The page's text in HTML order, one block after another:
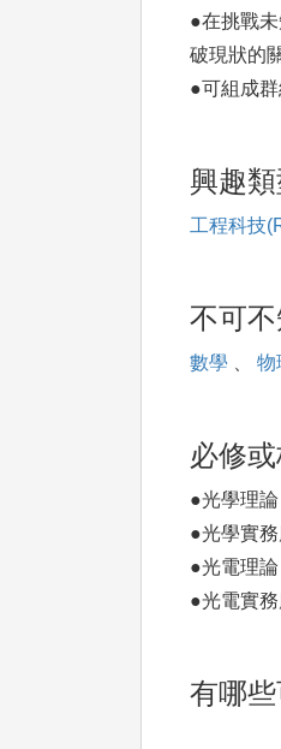
●在挑戰
破現狀的
●可組成
興趣類
工程科技
不可
數學 、 物
必修
●光學理論
●光學實務
●光電理論
●光電實
有哪